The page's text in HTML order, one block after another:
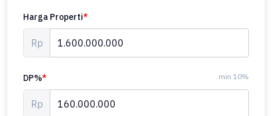
Harga Properti*
Rp
DP%* min 10%
Rp